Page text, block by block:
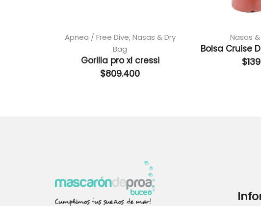
Apnea / Free Dive,Nasas & Dry
Bag
Gorilla pro xl cressi
$809.400
Nasas
Bolsa Cruise
$